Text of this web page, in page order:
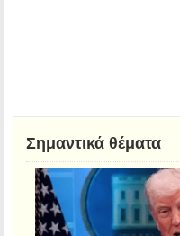
Σημαντικά θέματα